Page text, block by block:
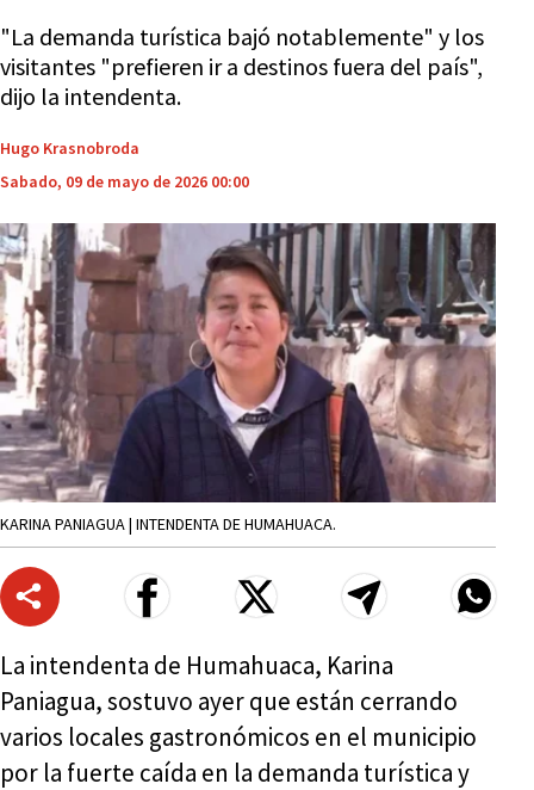
"La demanda turística bajó notablemente" y los
visitantes "prefieren ir a destinos fuera del país",
dijo la intendenta.
Hugo Krasnobroda
Sabado, 09 de mayo de 2026 00:00
KARINA PANIAGUA | INTENDENTA DE HUMAHUACA.
La intendenta de Humahuaca, Karina
Paniagua, sostuvo ayer que están cerrando
varios locales gastronómicos en el municipio
por la fuerte caída en la demanda turística y